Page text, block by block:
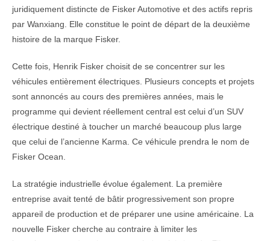
juridiquement distincte de Fisker Automotive et des actifs repris
par Wanxiang. Elle constitue le point de départ de la deuxième
histoire de la marque Fisker.
Cette fois, Henrik Fisker choisit de se concentrer sur les
véhicules entièrement électriques. Plusieurs concepts et projets
sont annoncés au cours des premières années, mais le
programme qui devient réellement central est celui d’un SUV
électrique destiné à toucher un marché beaucoup plus large
que celui de l’ancienne Karma. Ce véhicule prendra le nom de
Fisker Ocean.
La stratégie industrielle évolue également. La première
entreprise avait tenté de bâtir progressivement son propre
appareil de production et de préparer une usine américaine. La
nouvelle Fisker cherche au contraire à limiter les